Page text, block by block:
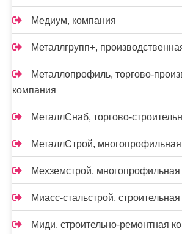
Медиум, компания
Металлгрупп+,
Металлопрофиль, торгово-
компания
МеталлСнаб, торгово-
МеталлСтрой,
Мехземстрой,
Миасс-cтальстрой,
Миди, строительно-ремонтная